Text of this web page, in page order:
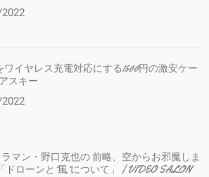
ワイヤレス充電対応にする1500円の激安ケー
スキー
マン・野口克也の 前略、空からお邪魔しま
ドローンと”風”について」 | VIDEO SALON